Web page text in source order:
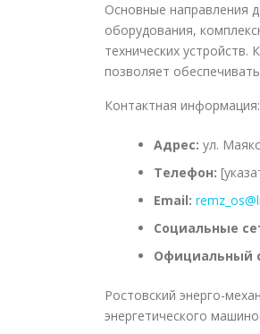
Основные направления
оборудования,
технических
позволяет
Контактная информация:
Адрес: ул.
Телефон:
Email:
Социальные
Официальный
Ростовский энерго-
энергетического